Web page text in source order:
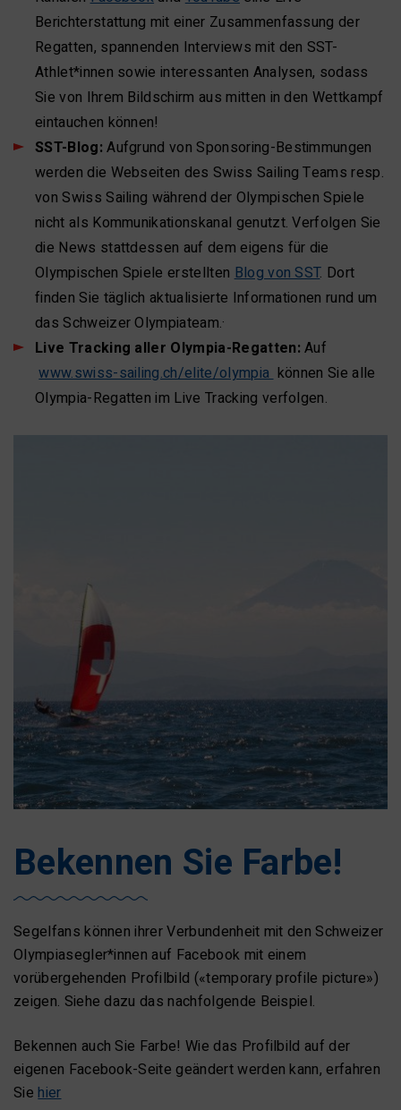
Berichterstattung mit einer Zusammenfassung der
Regatten, spannenden Interviews mit den SST-
Athlet*innen sowie interessanten Analysen, sodass
Sie von Ihrem Bildschirm aus mitten in den Wettkampf
eintauchen können!
SST-Blog: Aufgrund von Sponsoring-Bestimmungen
werden die Webseiten des Swiss Sailing Teams resp.
von Swiss Sailing während der Olympischen Spiele
nicht als Kommunikationskanal genutzt. Verfolgen Sie
die News stattdessen auf dem eigens für die
Olympischen Spiele erstelltenBlog von SST. Dort
finden Sie täglich aktualisierte Informationen rund um
das Schweizer Olympiateam.·
Live Tracking aller Olympia-Regatten:Auf
www.swiss-sailing.ch/elite/olympiakönnen Sie alle
Olympia-Regatten im Live Tracking verfolgen.
Bekennen Sie Farbe!
Segelfans können ihrer Verbundenheit mit den Schweizer
Olympiasegler*innen auf Facebook mit einem
vorübergehenden Profilbild («temporary profile picture»)
zeigen. Siehe dazu das nachfolgende Beispiel.
Bekennen auch Sie Farbe! Wie das Profilbild auf der
eigenen Facebook-Seite geändert werden kann, erfahren
Siehier